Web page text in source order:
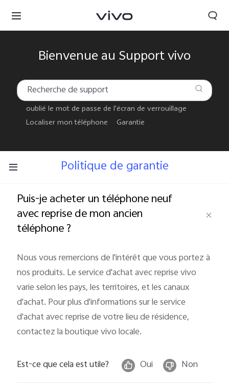
Tunisia | Veuillez sélectionner le pays/la région
Bienvenue au Support vivo
oublié le mot de passe de l'écran de verrouillage
Localiser mon téléphone
Garantie
Politique de garantie
Puis-je acheter un téléphone neuf
avec reprise de mon ancien
téléphone ?
Nous vous remercions de l'intérêt que vous portez à
nos produits. Le service d'achat avec reprise vivo
varie selon les pays, les territoires, et les canaux
d'achat. Pour plus d'informations sur le service
d'achat avec reprise de votre lieu de résidence,
contactez la boutique vivo locale.
Est-ce que cela est utile? Oui Non